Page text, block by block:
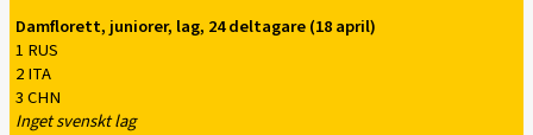
Damflorett, juniorer, lag, 24 deltagare (18 april)
1 RUS
2 ITA
3 CHN
Inget svenskt lag